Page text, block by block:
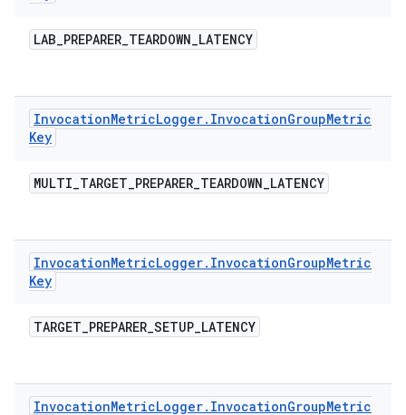
LAB_PREPARER_TEARDOWN_LATENCY
InvocationMetricLogger. InvocationGroupMetric
Key
MULTI_TARGET_PREPARER_TEARDOWN_LATENCY
InvocationMetricLogger. InvocationGroupMetric
Key
TARGET_PREPARER_SETUP_LATENCY
InvocationMetricLogger. InvocationGroupMetric